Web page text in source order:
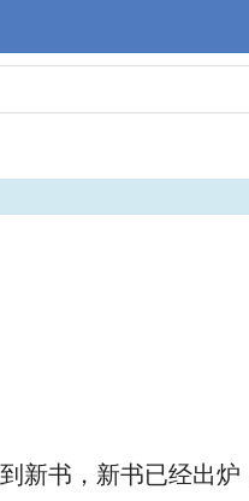
新书，新书已经出